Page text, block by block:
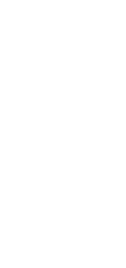
uvedené
balkon.